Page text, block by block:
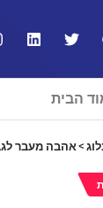
הבית
>אהבה מעבר